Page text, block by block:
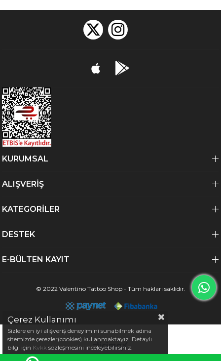
KURUMSAL
ALIŞVERİŞ
KATEGORİLER
DESTEK
E-BÜLTEN KAYIT
© 2022 Valentino Tattoo Shop - Tüm hakları saklıdır.
Çerez Kullanımı
Sizlere en iyi alışveriş deneyimini sunabilmek adına
sitemizde çerezler(cookies) kullanmaktayız. Detaylı
bilgi için Kvkk sözleşmesini inceleyebilirsiniz.